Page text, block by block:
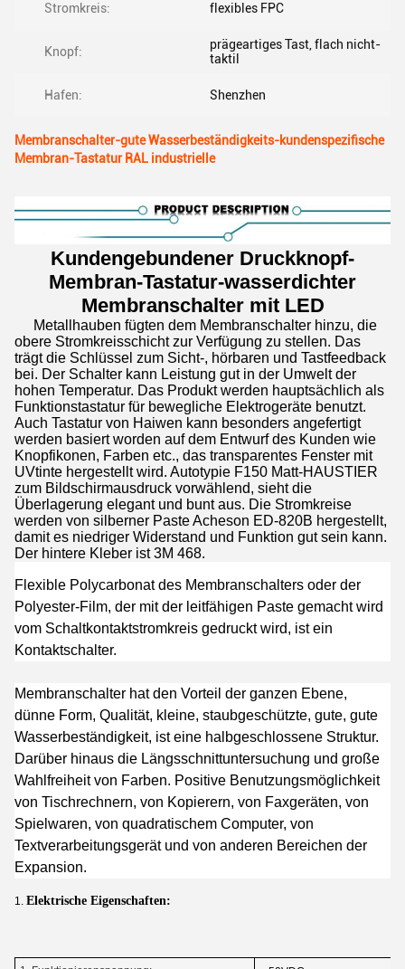
Stromkreis: flexibles FPC
Knopf:
prägeartiges Tast, flach nicht-
taktil
Hafen: Shenzhen
Membranschalter-gute Wasserbeständigkeits-kundenspezifische
Membran-Tastatur RAL industrielle
Kundengebundener Druckknopf-
Membran-Tastatur-wasserdichter
Membranschalter mit LED
Metallhauben fügten dem Membranschalter hinzu, die
obere Stromkreisschicht zur Verfügung zu stellen. Das
trägt die Schlüssel zum Sicht-, hörbaren und Tastfeedback
bei. Der Schalter kann Leistung gut in der Umwelt der
hohen Temperatur. Das Produkt werden hauptsächlich als
Funktionstastatur für bewegliche Elektrogeräte benutzt.
Auch Tastatur von Haiwen kann besonders angefertigt
werden basiert worden auf dem Entwurf des Kunden wie
Knopfikonen, Farben etc., das transparentes Fenster mit
UVtinte hergestellt wird. Autotypie F150 Matt-HAUSTIER
zum Bildschirmausdruck vorwählend, sieht die
Überlagerung elegant und bunt aus. Die Stromkreise
werden von silberner Paste Acheson ED-820B hergestellt,
damit es niedriger Widerstand und Funktion gut sein kann.
Der hintere Kleber ist 3M 468.
Flexible Polycarbonat des Membranschalters oder der
Polyester-Film, der mit der leitfähigen Paste gemacht wird
vom Schaltkontaktstromkreis gedruckt wird, ist ein
Kontaktschalter.
Membranschalter hat den Vorteil der ganzen Ebene,
dünne Form, Qualität, kleine, staubgeschützte, gute, gute
Wasserbeständigkeit, ist eine halbgeschlossene Struktur.
Darüber hinaus die Längsschnittuntersuchung und große
Wahlfreiheit von Farben. Positive Benutzungsmöglichkeit
von Tischrechnern, von Kopierern, von Faxgeräten, von
Spielwaren, von quadratischem Computer, von
Textverarbeitungsgerät und von anderen Bereichen der
Expansion.
1. Elektrische Eigenschaften: